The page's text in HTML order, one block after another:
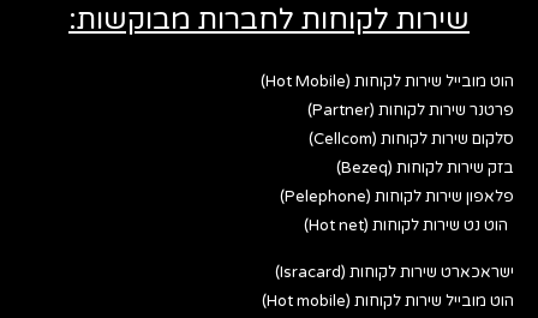
שירות לקוחות לחברות מבוקשות:
הוט מובייל שירות לקוחות (Hot Mobile)
פרטנר שירות לקוחות (Partner)
סלקום שירות לקוחות (Cellcom)
בזק שירות לקוחות (Bezeq)
פלאפון שירות לקוחות (Pelephone)
הוט נט שירות לקוחות (Hot net)
ישראכארט שירות לקוחות (Isracard)
הוט מובייל שירות לקוחות (Hot mobile)